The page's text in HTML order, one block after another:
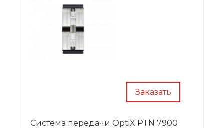
Заказать
Система передачи OptiX PTN 7900